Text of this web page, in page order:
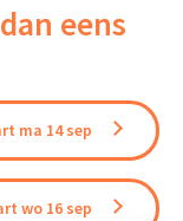
eens
ma 14 sep
wo 16 sep